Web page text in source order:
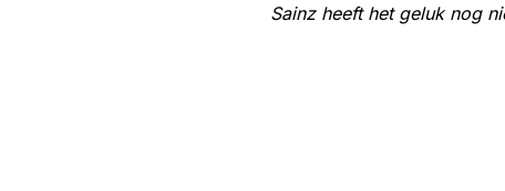
Sainz heeft het geluk nog